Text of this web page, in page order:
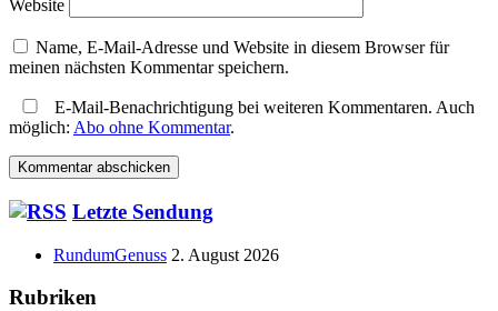
Website
Name, E-Mail-Adresse und Website in diesem Browser für
meinen nächsten Kommentar speichern.
E-Mail-Benachrichtigung bei weiteren Kommentaren. Auch
möglich: Abo ohne Kommentar.
Haupt-
Seitenleiste
Letzte Sendung
RundumGenuss 2. August 2026
Rubriken